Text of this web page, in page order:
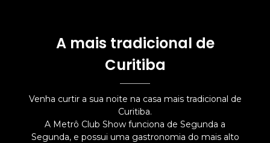
A mais tradicional de
Curitiba
Venha curtir a sua noite na casa mais tradicional de
Curitiba.
A Metrô Club Show funciona de Segunda a
Segunda, e possui uma gastronomia do mais alto